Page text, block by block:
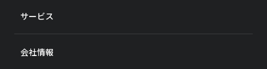
IFA支援サービス
採用情報
サービス
会社情報